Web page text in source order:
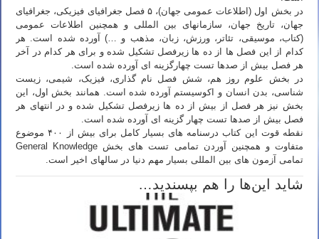
در بخش اول (اطلاعات عمومی جهان)، ۵ فصل جغرافیای فیزیکی، جغرافیای
جهان، تاریخ جهان، سازمانهای بین المللی و همچنین اطلاعات عمومی
(کتاب، موسیقی، تئاتر، ورزش، زبان، مذهب و …) آورده شده است. هر
کدام از این فصل ها از ده ها زیرفصل تشکیل شده و برای هر کدام در آخر
هر فصل بیش از صدها تست چهارگزینه ای آورده شده است.
در بخش علوم روز هم، شش فصل نام گذاری، فیزیک، شیمی، زیست
شناسی، بدن انسان و اکوسیستم آورده شده است. همانند بخش اول، این
بخش نیز هر فصل از بیش از ده ها زیرفصل تشکیل شده و در انتهای هر
فصل بیش از صدها تست چهار گزینه ای آورده شده است.
نقطه قوت این کتاب درسنامه های بسیار کامل برای بیش از ۴۰۰ موضوع
متفاوت و همچنین آوردن تمامی تست های بخش General Knowledge
تمامی آزمون های بین المللی بسیار مهم دنیا در سالهای اخیر است.
شاید این‌ها را هم بپسندید…